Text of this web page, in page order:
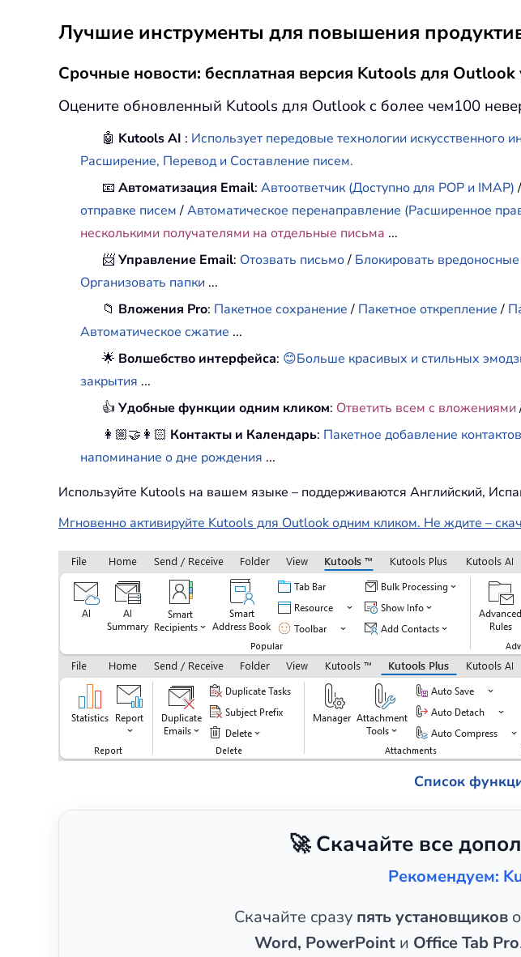
Лучшие инструменты для повышения
Срочные новости: бесплатная версия Kutools для Outlook
Оцените обновленный Kutools для Outlook с более чем100
🤖 Kutools AI : Использует передовые технологии
Расширение, Перевод и Составление писем.
📧Автоматизация Email:Автоответчик (Доступно для POP и IMAP)
отправке писем/Автоматическое перенаправление (Расширенное
несколькими получателями на отдельные письма ...
📨Управление Email: Отозвать письмо/ Блокировать
Организовать папки ...
📁 Вложения Pro: Пакетное сохранение/ Пакетное открепление/
Автоматическое сжатие ...
🌟 Волшебство интерфейса: 😊Больше красивых и стильных
закрытия ...
👍Удобные функции одним кликом: Ответить всем с вложениями
👩🏼‍🤝‍👩🏻 Контакты и Календарь: Пакетное добавление
напоминание о дне рождения ...
Используйте Kutools на вашем языке – поддерживаются Английский,
Мгновенно активируйте Kutools для Outlook одним кликом. Не ждите –
Список
🚀 Скачайте все
Рекомендуем:
Скачайте сразу пять установщиков
Word, PowerPoint и Office Tab Pro